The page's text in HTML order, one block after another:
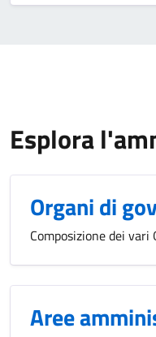
Esplora
Organi di
Composizione dei
Aree